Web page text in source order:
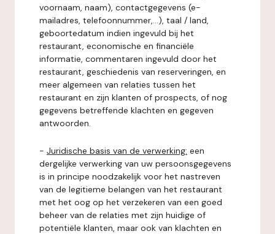
voornaam, naam), contactgegevens (e-
mailadres, telefoonnummer,...), taal / land,
geboortedatum indien ingevuld bij het
restaurant, economische en financiële
informatie, commentaren ingevuld door het
restaurant, geschiedenis van reserveringen, en
meer algemeen van relaties tussen het
restaurant en zijn klanten of prospects, of nog
gegevens betreffende klachten en gegeven
antwoorden.
- Juridische basis van de verwerking: een
dergelijke verwerking van uw persoonsgegevens
is in principe noodzakelijk voor het nastreven
van de legitieme belangen van het restaurant
met het oog op het verzekeren van een goed
beheer van de relaties met zijn huidige of
potentiële klanten, maar ook van klachten en